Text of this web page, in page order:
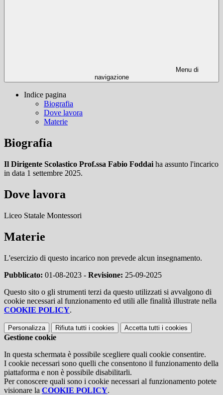
Menu di
navigazione
Indice pagina
Biografia
Dove lavora
Materie
Biografia
Il Dirigente Scolastico Prof.ssa Fabio Foddai ha assunto l'incarico
in data 1 settembre 2025.
Dove lavora
Liceo Statale Montessori
Materie
L'esercizio di questo incarico non prevede alcun insegnamento.
Pubblicato: 01-08-2023 - Revisione: 25-09-2025
Questo sito o gli strumenti terzi da questo utilizzati si avvalgono di
cookie necessari al funzionamento ed utili alle finalità illustrate nella
COOKIE POLICY.
Personalizza Rifiuta tutti i cookies Accetta tutti i cookies
Gestione cookie
In questa schermata è possibile scegliere quali cookie consentire.
I cookie necessari sono quelli che consentono il funzionamento della
piattaforma e non è possibile disabilitarli.
Per conoscere quali sono i cookie necessari al funzionamento potete
visionare la COOKIE POLICY.